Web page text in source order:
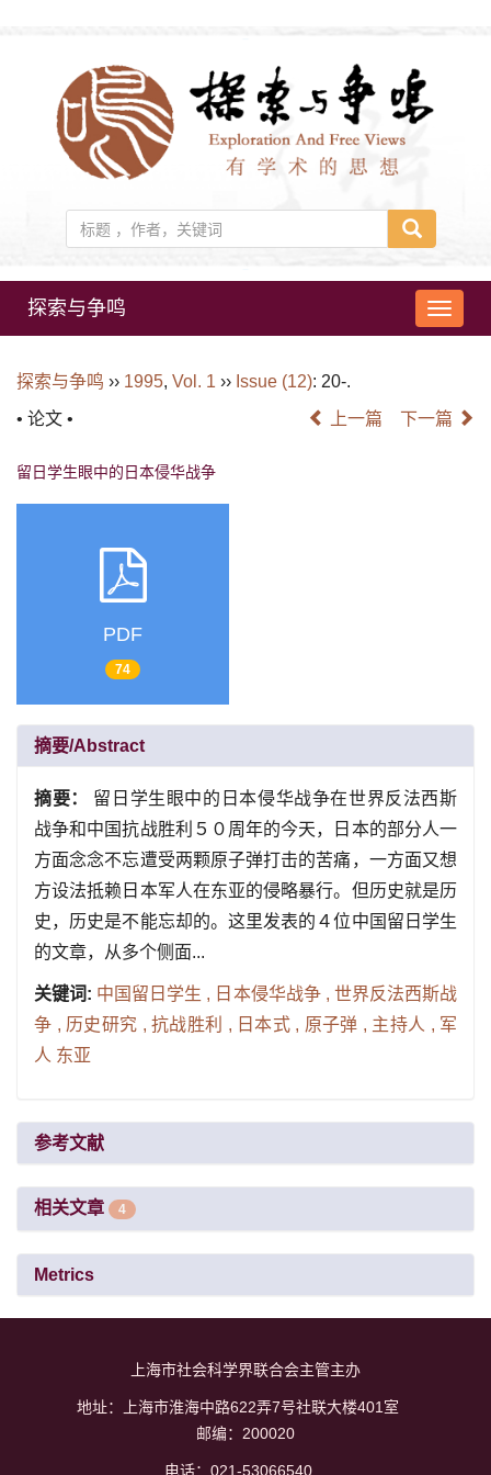
导
航
探索与争鸣
探索与争鸣 ›› 1995, Vol. 1 ›› Issue (12): 20-.
• 论文 •
上一篇 下一篇
留日学生眼中的日本侵华战争
PDF
74
摘要/Abstract
摘要： 留日学生眼中的日本侵华战争在世界反法西斯
战争和中国抗战胜利５０周年的今天，日本的部分人一
方面念念不忘遭受两颗原子弹打击的苦痛，一方面又想
方设法抵赖日本军人在东亚的侵略暴行。但历史就是历
史，历史是不能忘却的。这里发表的４位中国留日学生
的文章，从多个侧面...
关键词: 中国留日学生 , 日本侵华战争 , 世界反法西斯战
争 , 历史研究 , 抗战胜利 , 日本式 , 原子弹 , 主持人 , 军
人 东亚
参考文献
相关文章 4
Metrics
上海市社会科学界联合会主管主办
地址：上海市淮海中路622弄7号社联大楼401室
邮编：200020
电话：021-53066540